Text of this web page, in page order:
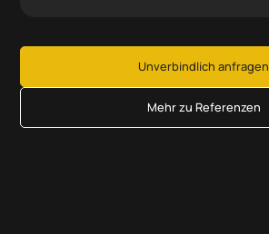
Unverbindlich anfragen
Mehr zu Referenzen